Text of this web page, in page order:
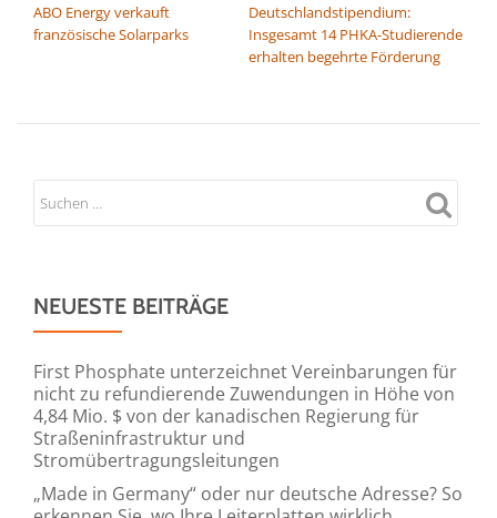
ABO Energy verkauft
französische Solarparks
Deutschlandstipendium:
Insgesamt 14 PHKA-Studierende
erhalten begehrte Förderung
NEUESTE BEITRÄGE
First Phosphate unterzeichnet Vereinbarungen für
nicht zu refundierende Zuwendungen in Höhe von
4,84 Mio. $ von der kanadischen Regierung für
Straßeninfrastruktur und
Stromübertragungsleitungen
„Made in Germany“ oder nur deutsche Adresse? So